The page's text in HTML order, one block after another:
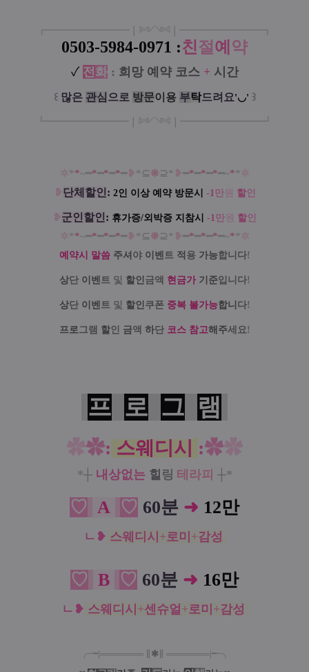
┏━━━━━━━━ ❘༻༺❘ ━━━━━━━━┓
0503-5984-0971 :친절 예 약
✓ 전 화 : 희망 예약 코스 + 시간
꒰ 많은 관심 으로 방문이 용 부탁드려요'◡' ꒱
┗━━━━━━━━ ❘༻༺❘ ━━━━━━━━┛
* *~━*━*━*━❥*⊆❋⊇* ❥━*━*━*━~**
❥단체할인 : 2인 이상 예약 방문시 -1 만원 할인
❥군인할인 : 휴가증/외박증 지참시 -1 만원 할인
* *~━*━*━*━❥*⊆❋⊇* ❥━*━*━*━~**
예약시 말씀 주셔 야 이벤 트 적 용 가능합니다!
상단 이벤 트 및 할인 금액 현금가 기준입니다!
상단 이벤 트 및 할인 쿠폰 중복 불가능합니 다!
프로 그램 할인 금액 하단 코스 참고해주세요 !
프 로 그 램
✿✿: 스웨디시 :✿✿
*┼ 내상없는 힐 링 테라피 ┼*
♡ A ♡ 60분 ➜ 12만
ㄴ ❥ 스웨디시 + 로미 +감성
♡ B ♡ 60분 ➜ 16만
ㄴ ❥ 스웨디시 +센슈얼 + 로미 +감성
╭╼|═══════ ✱ ═══════|╾╮